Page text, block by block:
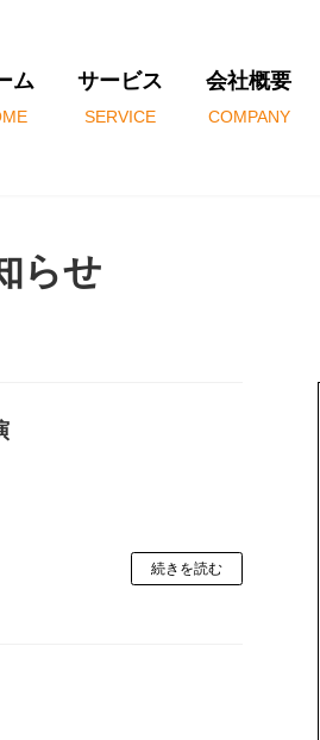
ム サービス
SERVICE
会社概要
COMPANY
らせ
続きを読む